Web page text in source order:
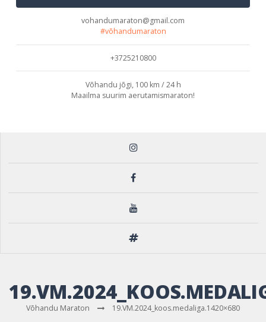
vohandumaraton@gmail.com
#võhandumaraton
+3725210800
Võhandu jõgi, 100 km / 24 h
Maailma suurim aerutamismaraton!
Võhandu Maraton 19.VM.2024_koos.medaliga.1420×680